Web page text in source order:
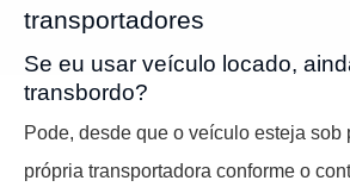
transportadores
Se eu usar veículo locado,
transbordo?
Pode, desde que o veículo esteja sob
própria transportadora conforme o